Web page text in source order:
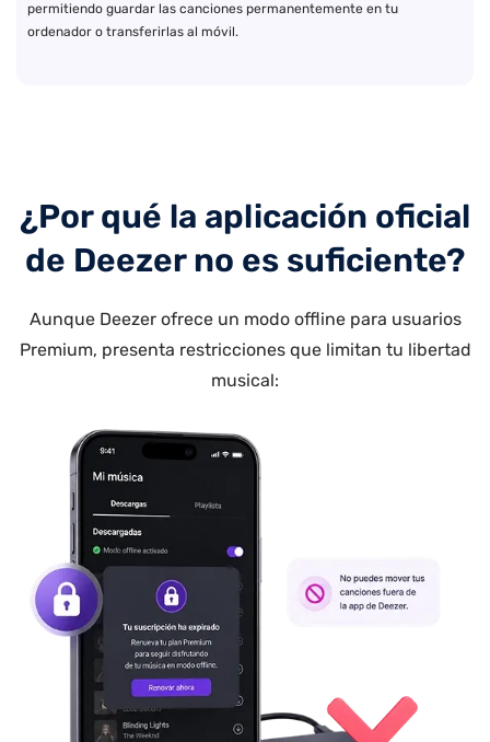
permitiendo guardar las canciones permanentemente en tu
ordenador o transferirlas al móvil.
¿Por qué la aplicación oficial
de Deezer no es suficiente?
Aunque Deezer ofrece un modo offline para usuarios
Premium, presenta restricciones que limitan tu libertad
musical: